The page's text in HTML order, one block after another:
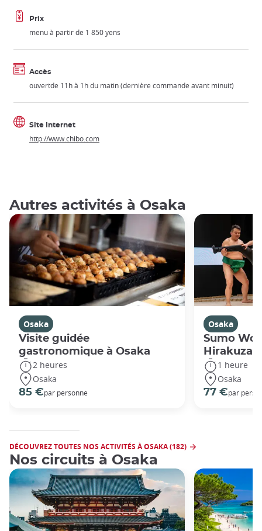
Prix
menu à partir de 1 850 yens
Accès
ouvertde 11h à 1h du matin (dernière commande avant minuit)
Site Internet
http://www.chibo.com
Autres activités à Osaka
Osaka
Visite guidée
gastronomique à Osaka
2 heures
Osaka
85 €par personne
Osaka
Sumo
Hirakuza
1 heure
Osaka
77 €par
DÉCOUVREZ TOUTES NOS ACTIVITÉS À OSAKA (182)
Nos circuits à Osaka